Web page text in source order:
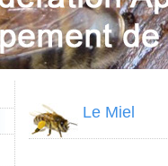
Le Miel